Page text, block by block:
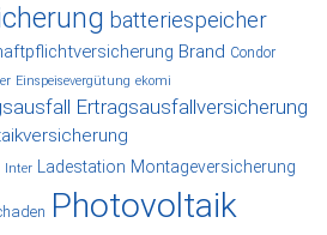
batteriespeicher
Brand Condor
Einspeisevergütung ekomi
Ertragsausfallversicherung
Inter Ladestation Montageversicherung
Photovoltaik